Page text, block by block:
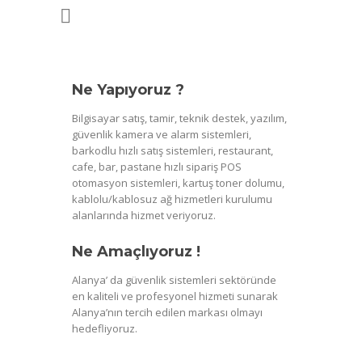
Ne Yapıyoruz ?
Bilgisayar satış, tamir, teknik destek, yazılım,
güvenlik kamera ve alarm sistemleri,
barkodlu hızlı satış sistemleri, restaurant,
cafe, bar, pastane hızlı sipariş POS
otomasyon sistemleri, kartuş toner dolumu,
kablolu/kablosuz ağ hizmetleri kurulumu
alanlarında hizmet veriyoruz.
Ne Amaçlıyoruz !
Alanya’ da güvenlik sistemleri sektöründe
en kaliteli ve profesyonel hizmeti sunarak
Alanya’nın tercih edilen markası olmayı
hedefliyoruz.